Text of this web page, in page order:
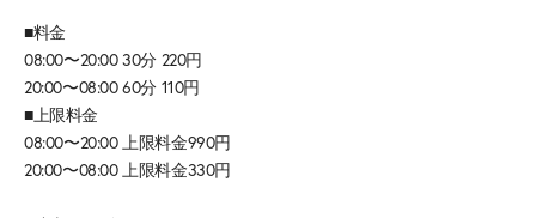
■料金
08:00〜20:00 30分 220円
20:00〜08:00 60分 110円
■上限料金
08:00〜20:00 上限料金990円
20:00〜08:00 上限料金330円